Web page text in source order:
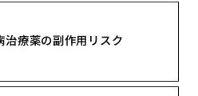
療薬の副作用リスク